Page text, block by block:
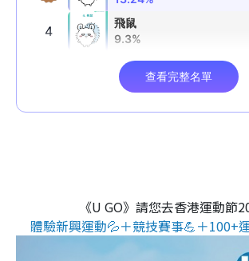
《U GO》請您去香港運動節
體驗新興運動💦＋競技賽事💪＋100+